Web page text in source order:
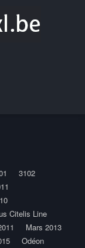
3102
Citelis Line
Mars 2013
Odéon